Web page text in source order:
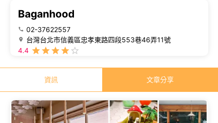
Baganhood
02-37622557
台灣台北市信義區忠孝東路四段553巷46弄11號
4.4
資訊 文章分享